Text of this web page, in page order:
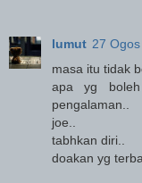
lumut 27
masa itu tidak
apa yg
pengalaman..
joe..
tabhkan diri..
doakan yg